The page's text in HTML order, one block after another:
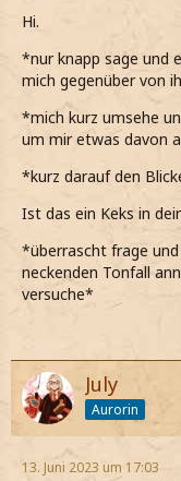
Hi.
*nur knapp sage und
mich gegenüber von
*mich kurz umsehe
um mir etwas davon
*kurz darauf den
Ist das ein Keks in
*überrascht frage
neckenden Tonfall
versuche*
July
Aurorin
13. Juni 2023 um 17:03